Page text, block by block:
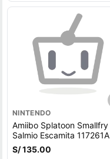
NINTENDO
Amiibo Splatoon Smallfry
Salmio Escamita 117261A
S/ 135.00